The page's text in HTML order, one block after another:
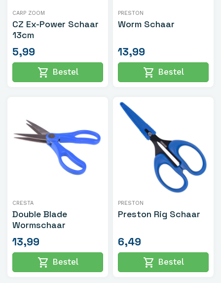
CARP ZOOM
CZ Ex-Power Schaar
13cm
5,99
shopping_cart Bestel
PRESTON
Worm Schaar
13,99
shopping_cart Bestel
CRESTA
Double Blade
Wormschaar
13,99
shopping_cart Bestel
PRESTON
Preston Rig Schaar
6,49
shopping_cart Bestel